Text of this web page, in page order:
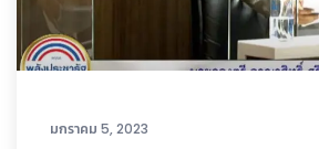
มกราคม 5, 2023